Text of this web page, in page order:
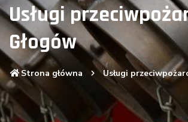
Usługi
Głogów
Strona główna Usługi